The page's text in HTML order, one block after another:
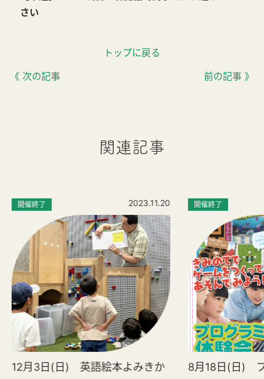
さい
《 次の記事
トップに戻る
前の記事 》
関連記事
開催終了 2023.11.20
12月3日(日) 英語絵本よみきか
開催終了
8月18日(日)